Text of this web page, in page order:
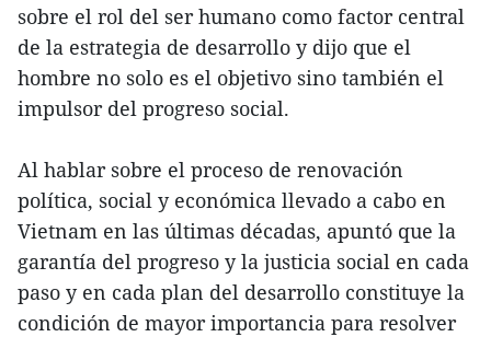
sobre el rol del ser humano como factor central
de la estrategia de desarrollo y dijo que el
hombre no solo es el objetivo sino también el
impulsor del progreso social.
Al hablar sobre el proceso de renovación
política, social y económica llevado a cabo en
Vietnam en las últimas décadas, apuntó que la
garantía del progreso y la justicia social en cada
paso y en cada plan del desarrollo constituye la
condición de mayor importancia para resolver